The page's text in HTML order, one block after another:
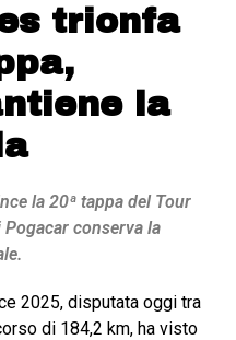
trionfa
la
la 20ª tappa del Tour
conserva la
2025, disputata oggi tra
di 184,2 km, ha visto